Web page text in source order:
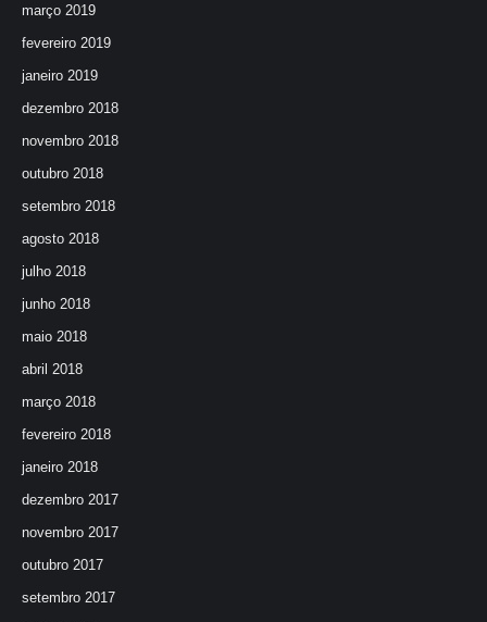
março 2019
fevereiro 2019
janeiro 2019
dezembro 2018
novembro 2018
outubro 2018
setembro 2018
agosto 2018
julho 2018
junho 2018
maio 2018
abril 2018
março 2018
fevereiro 2018
janeiro 2018
dezembro 2017
novembro 2017
outubro 2017
setembro 2017